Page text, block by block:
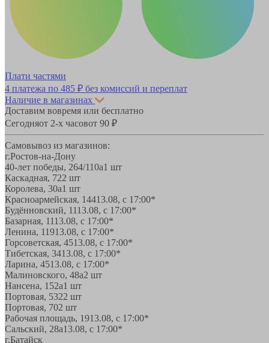
Плати частями
4 платежа по 485 ₽ без комиссий и переплат
Наличие в магазинах
Доставим вовремя или бесплатно
Сегодняот 2-х часовот 90 ₽
Самовывоз из магазинов:
г.Ростов-на-Дону
40-лет победы, 264/110а1 шт
Каскадная, 722 шт
Королева, 30а1 шт
Красноармейская, 14413.08, с 17:00*
Будённовский, 1113.08, с 17:00*
Базарная, 1113.08, с 17:00*
Ленина, 11913.08, с 17:00*
Горсоветская, 4513.08, с 17:00*
Тибетская, 3413.08, с 17:00*
Ларина, 4513.08, с 17:00*
Малиновского, 48а2 шт
Нансена, 152а1 шт
Портовая, 5322 шт
Портовая, 702 шт
Рабочая площадь, 1913.08, с 17:00*
Сальский, 28a13.08, с 17:00*
г.Батайск